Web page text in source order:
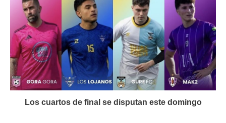
Los cuartos de final se disputan este domingo